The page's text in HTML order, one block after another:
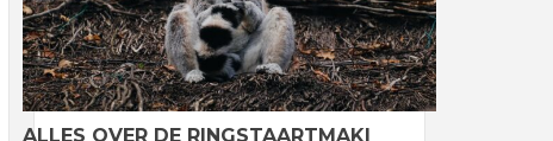
ALLES OVER DE RINGSTAARTMAKI